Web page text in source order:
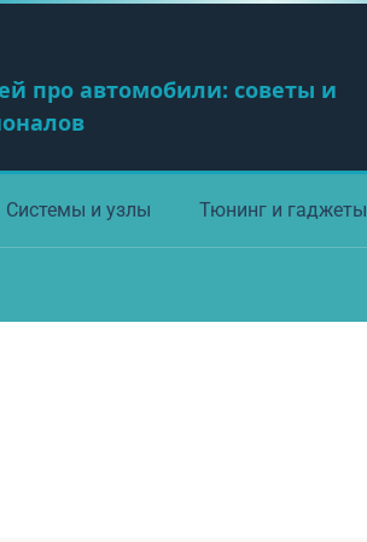
про автомобили: советы и
Системы и узлы Тюнинг и гаджеты